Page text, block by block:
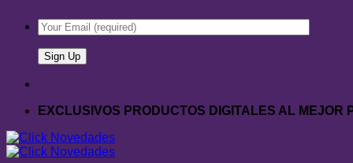
EXCLUSIVOS PRODUCTOS DIGITALES AL MEJOR